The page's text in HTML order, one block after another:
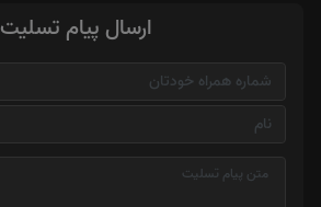
ارسال پیام تسلیت